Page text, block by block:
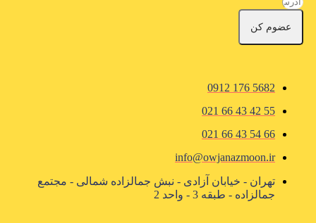
عضوم کن
5682 176 0912
55 42 43 66 021
66 54 43 66 021
info@owjanazmoon.ir
تهران - خیابان آزادی - نبش جمالزاده شمالی - مجتمع
جمالزاده - طبقه 3 - واحد 2